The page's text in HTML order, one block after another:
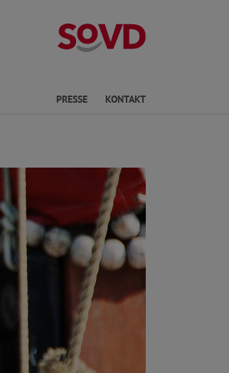
Kreisverband
PRESSE KONTAKT